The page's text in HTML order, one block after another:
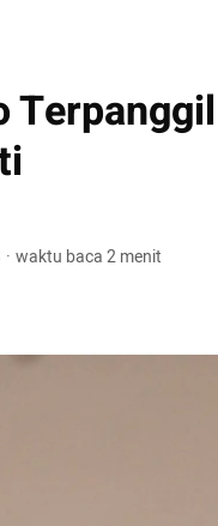
· waktu baca 2 menit